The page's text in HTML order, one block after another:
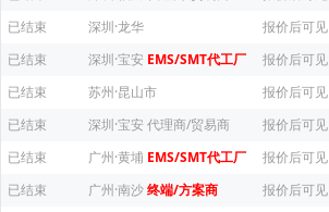
已结束
深圳·龙华 报价后可见
已结束
深圳·宝安 EMS/SMT代工厂 报价后可见
已结束
苏州·昆山市 报价后可见
已结束
深圳·宝安 代理商/贸易商 报价后可见
已结束
广州·黄埔 EMS/SMT代工厂 报价后可见
已结束
广州·南沙终端/方案商 报价后可见